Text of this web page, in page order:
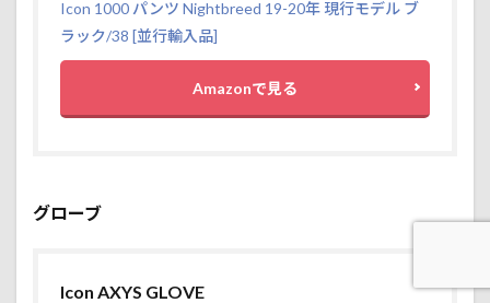
Icon 1000 パンツ Nightbreed 19-20年 現行モデル ブ
ラック/38 [並行輸入品]
Amazonで見る
グローブ
Icon AXYS GLOVE